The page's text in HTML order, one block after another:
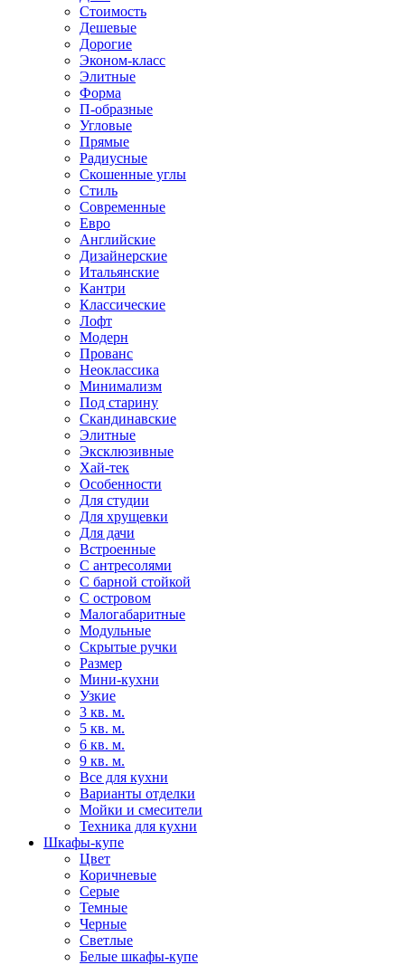
Стоимость
Дешевые
Дорогие
Эконом-класс
Элитные
Форма
П-образные
Угловые
Прямые
Радиусные
Скошенные углы
Стиль
Современные
Евро
Английские
Дизайнерские
Итальянские
Кантри
Классические
Лофт
Модерн
Прованс
Неоклассика
Минимализм
Под старину
Скандинавские
Элитные
Эксклюзивные
Хай-тек
Особенности
Для студии
Для хрущевки
Для дачи
Встроенные
С антресолями
С барной стойкой
С островом
Малогабаритные
Модульные
Скрытые ручки
Размер
Мини-кухни
Узкие
3 кв. м.
5 кв. м.
6 кв. м.
9 кв. м.
Все для кухни
Варианты отделки
Мойки и смесители
Техника для кухни
Шкафы-купе
Цвет
Коричневые
Серые
Темные
Черные
Светлые
Белые шкафы-купе